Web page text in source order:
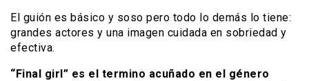
El guión es básico y soso pero todo lo demás lo tiene:
grandes actores y una imagen cuidada en sobriedad y
efectiva.
“Final girl” es el termino acuñado en el género